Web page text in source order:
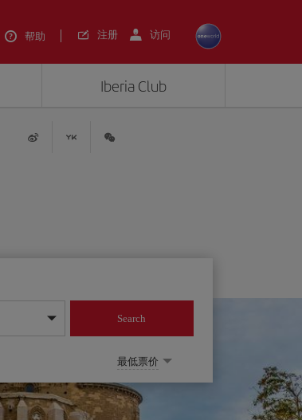
帮助 注册 访问
Iberia Club
Search
最低票价